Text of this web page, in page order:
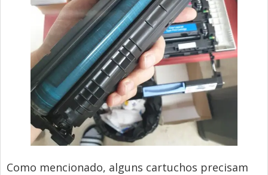
Como mencionado, alguns cartuchos precisam